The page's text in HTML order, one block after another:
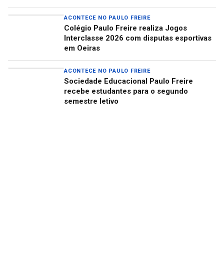
ACONTECE NO PAULO FREIRE
Colégio Paulo Freire realiza Jogos
Interclasse 2026 com disputas esportivas
em Oeiras
ACONTECE NO PAULO FREIRE
Sociedade Educacional Paulo Freire
recebe estudantes para o segundo
semestre letivo